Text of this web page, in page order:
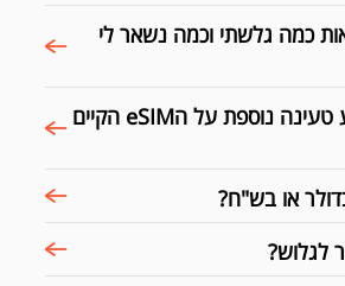
כמה גלשתי וכמה נשאר לי
האם אפשר לבצע טעינה נוספת על הeSIM הקיים
או בש"ח?
לגלוש?